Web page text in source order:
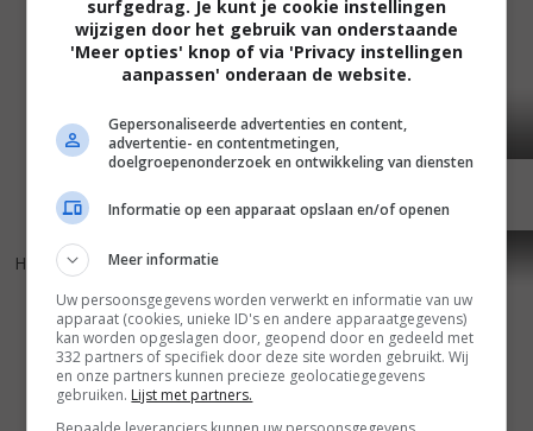
7
Hand Gun (1994)
surfgedrag. Je kunt je cookie instellingen
wijzigen door het gebruik van onderstaande
'Meer opties' knop of via 'Privacy instellingen
aanpassen' onderaan de website.
Gepersonaliseerde advertenties en content,
advertentie- en contentmetingen,
doelgroepenonderzoek en ontwikkeling van diensten
Informatie op een apparaat opslaan en/of openen
Meer informatie
Uw persoonsgegevens worden verwerkt en informatie van uw
apparaat (cookies, unieke ID's en andere apparaatgegevens)
kan worden opgeslagen door, geopend door en gedeeld met
332 partners of specifiek door deze site worden gebruikt. Wij
en onze partners kunnen precieze geolocatiegegevens
gebruiken. Lijst met partners.